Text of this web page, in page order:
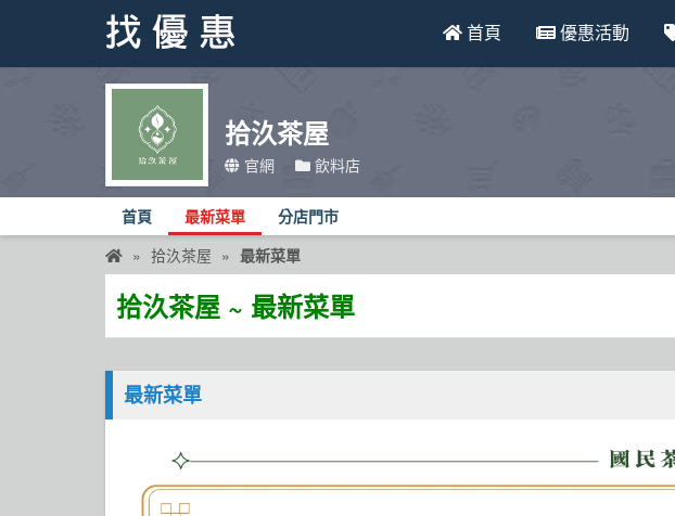
首頁 優惠活動
拾汣茶屋
官網 飲料店
首頁 最新菜單 分店門市
拾汣茶屋 最新菜單
拾汣茶屋 ~ 最新菜單
最新菜單
找優惠